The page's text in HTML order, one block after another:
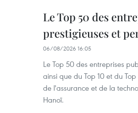
Le Top 50 des
prestigieuses et
06/08/2026 16:05
Le Top 50 des entreprises
ainsi que du Top 10 et du
de l'assurance et de la
Hanoï.